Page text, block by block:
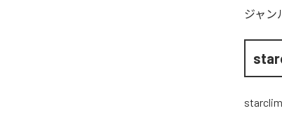
ジャン